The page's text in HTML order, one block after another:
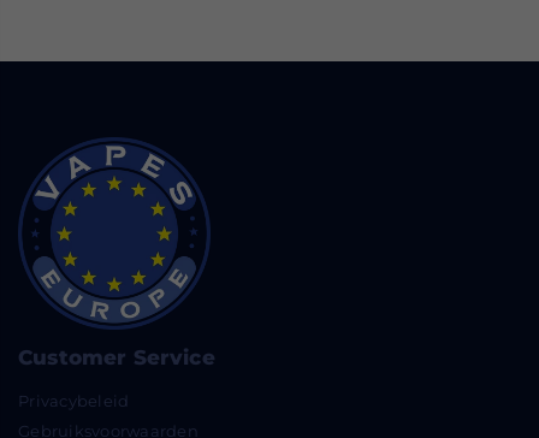
Customer Service
Privacybeleid
Gebruiksvoorwaarden